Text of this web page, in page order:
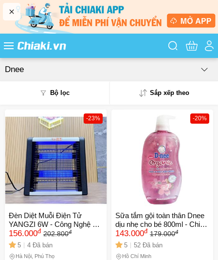
Tìm kiếm
Dnee
Bộ lọc Sắp xếp theo
Giá từ thấp - cao
Giá từ cao - thấp
-23%
Đèn Diệt Muỗi Điện Tử
YANGZI 6W - Công Nghệ UV
An Toàn, Kích Thước Nhỏ
25cm Cho Phòng Ngủ,
Phòng Khách, Quán Ăn
156.000đ 202.800đ
5 4 Đã bán
Hà Nội, Phú Thọ
-20%
Sữa tắm gội toàn thân Dnee
dịu nhẹ cho bé 800ml - Chiết
xuất thiên nhiên, không
Paraben, an toàn và thơm
mát
143.000đ 179.000đ
5 52 Đã bán
Hồ Chí Minh